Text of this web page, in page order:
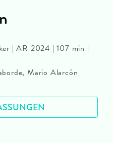
| AR 2024 | 107 min |
Mario Alarcón